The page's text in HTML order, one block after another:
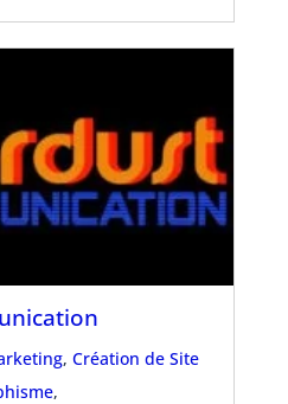
, Création de Site
,